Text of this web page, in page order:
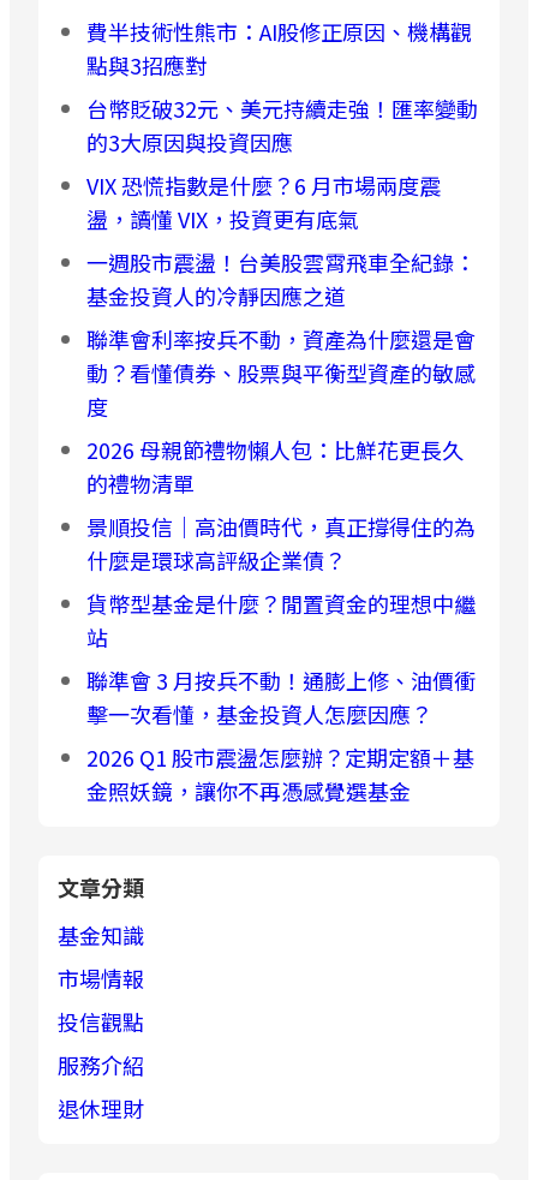
費半技術性熊市：AI股修正原因、機構觀
點與3招應對
台幣貶破32元、美元持續走強！匯率變動
的3大原因與投資因應
VIX 恐慌指數是什麼？6 月市場兩度震
盪，讀懂 VIX，投資更有底氣
一週股市震盪！台美股雲霄飛車全紀錄：
基金投資人的冷靜因應之道
聯準會利率按兵不動，資產為什麼還是會
動？看懂債券、股票與平衡型資產的敏感
度
2026 母親節禮物懶人包：比鮮花更長久
的禮物清單
景順投信｜高油價時代，真正撐得住的為
什麼是環球高評級企業債？
貨幣型基金是什麼？閒置資金的理想中繼
站
聯準會 3 月按兵不動！通膨上修、油價衝
擊一次看懂，基金投資人怎麼因應？
2026 Q1 股市震盪怎麼辦？定期定額＋基
金照妖鏡，讓你不再憑感覺選基金
文章分類
基金知識
市場情報
投信觀點
服務介紹
退休理財